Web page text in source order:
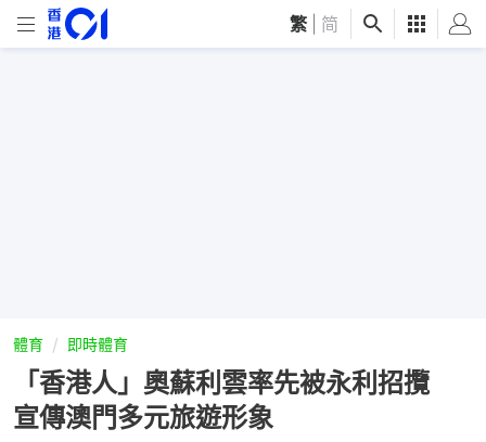
繁 简
體育 即時體育
「香港人」奧蘇利雲率先被永利招攬
宣傳澳門多元旅遊形象